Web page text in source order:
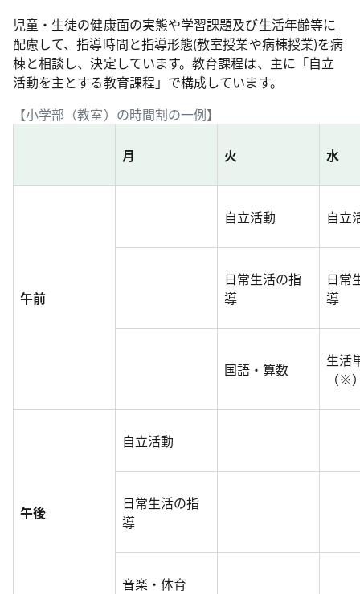
児童・生徒の健康面の実態や学習課題及び生活年齢等に
配慮して、指導時間と指導形態(教室授業や病棟授業)を病
棟と相談し、決定しています。教育課程は、主に「自立
活動を主とする教育課程」で構成しています。
【小学部（教室）の時間割の一例】
月 火 水
午前
自立活動 自立
日常生活の指
導
日常
導
国語・算数
生活
（※
午後
自立活動
日常生活の指
導
音楽・体育